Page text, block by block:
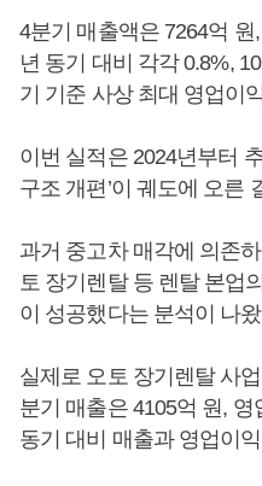
4분기 매출액은 7264억
년 동기 대비 각각 0.8%,
기 기준 사상 최대 영업이
이번 실적은 2024년부터
구조 개편’이 궤도에 오른
과거 중고차 매각에 의존
토 장기렌탈 등 렌탈 본업
이 성공했다는 분석이 나
실제로 오토 장기렌탈 사
분기 매출은 4105억 원,
동기 대비 매출과 영업이